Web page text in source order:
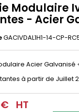
Modulaire
- Acier
GACIVDAL1H1-14-CP-
Acier Galvanisé
à partir de Juillet
€ HT